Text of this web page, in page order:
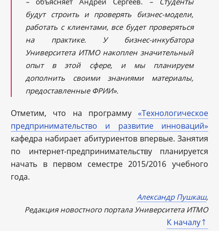
будут строить и проверять бизнес-модели,
работать с клиентами, все будет проверяться
на практике. У бизнес-инкубатора
Университета ИТМО накоплен значительный
опыт в этой сфере, и мы планируем
дополнить своими знаниями материалы,
предоставленные ФРИИ».
Отметим, что на программу «Технологическое
предпринимательство и развитие инноваций»
кафедра набирает абитуриентов впервые. Занятия
по интернет-предпринимательству планируется
начать в первом семестре 2015/2016 учебного
года.
Александр Пушкаш,
Редакция новостного портала Университета ИТМО
К началу